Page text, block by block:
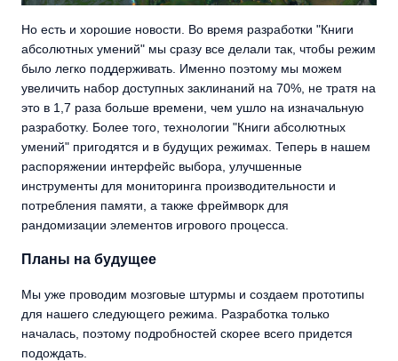
Но есть и хорошие новости. Во время разработки "Книги
абсолютных умений" мы сразу все делали так, чтобы режим
было легко поддерживать. Именно поэтому мы можем
увеличить набор доступных заклинаний на 70%, не тратя на
это в 1,7 раза больше времени, чем ушло на изначальную
разработку. Более того, технологии "Книги абсолютных
умений" пригодятся и в будущих режимах. Теперь в нашем
распоряжении интерфейс выбора, улучшенные
инструменты для мониторинга производительности и
потребления памяти, а также фреймворк для
рандомизации элементов игрового процесса.
Планы на будущее
Мы уже проводим мозговые штурмы и создаем прототипы
для нашего следующего режима. Разработка только
началась, поэтому подробностей скорее всего придется
подождать.